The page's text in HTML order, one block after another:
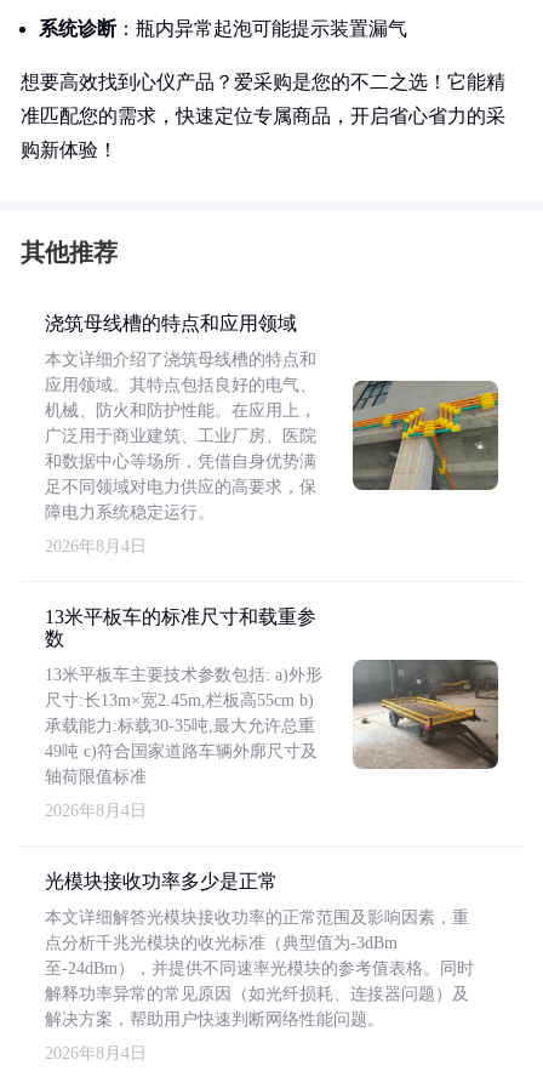
系统诊断：瓶内异常起泡可能提示装置漏气
想要高效找到心仪产品？爱采购是您的不二之选！它能精
准匹配您的需求，快速定位专属商品，开启省心省力的采
购新体验！
其他推荐
浇筑母线槽的特点和应用领域
本文详细介绍了浇筑母线槽的特点和
应用领域。其特点包括良好的电气、
机械、防火和防护性能。在应用上，
广泛用于商业建筑、工业厂房、医院
和数据中心等场所，凭借自身优势满
足不同领域对电力供应的高要求，保
障电力系统稳定运行。
2026年8月4日
13米平板车的标准尺寸和载重参
数
13米平板车主要技术参数包括: a)外形
尺寸:长13m×宽2.45m,栏板高55cm b)
承载能力:标载30-35吨,最大允许总重
49吨 c)符合国家道路车辆外廓尺寸及
轴荷限值标准
2026年8月4日
光模块接收功率多少是正常
本文详细解答光模块接收功率的正常范围及影响因素，重
点分析千兆光模块的收光标准（典型值为-3dBm
至-24dBm），并提供不同速率光模块的参考值表格。同时
解释功率异常的常见原因（如光纤损耗、连接器问题）及
解决方案，帮助用户快速判断网络性能问题。
2026年8月4日